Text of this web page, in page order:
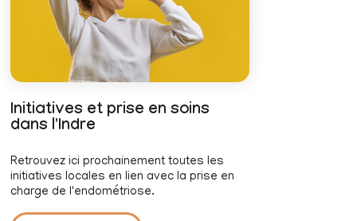
Initiatives et prise en soins
dans l'Indre
Retrouvez ici prochainement toutes les
initiatives locales en lien avec la prise en
charge de l'endométriose.